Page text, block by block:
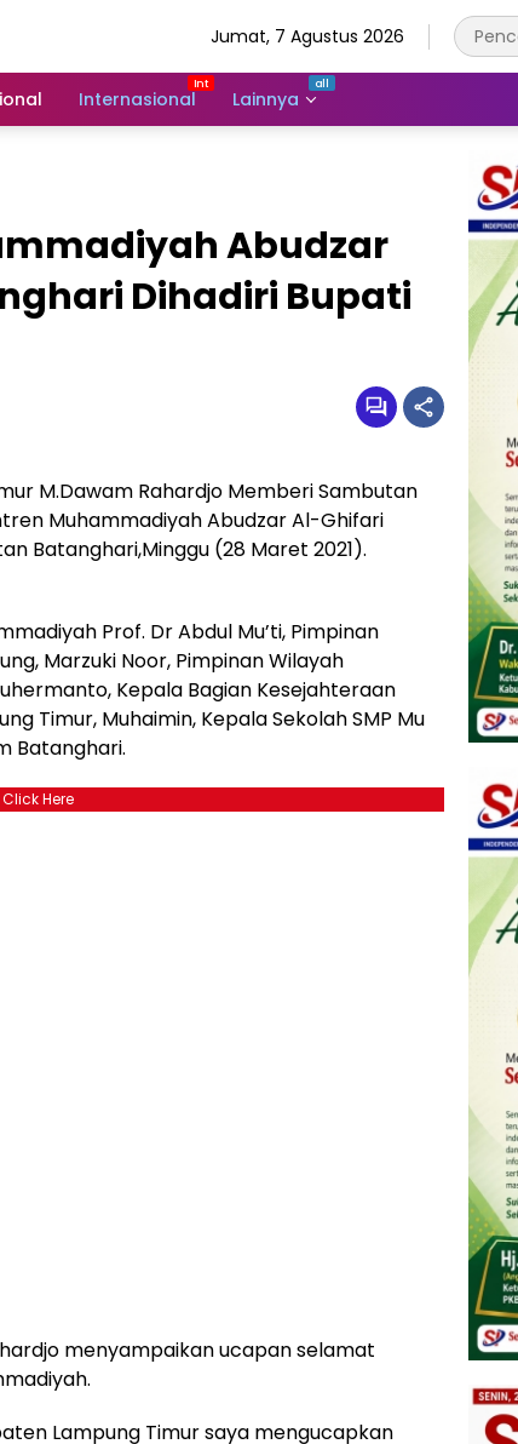
Jumat, 7 Agustus 2026
Internasional Lainnya
Abudzar
Dihadiri Bupati
M.Dawam Rahardjo Memberi Sambutan
Muhammadiyah Abudzar Al-Ghifari
Batanghari,Minggu (28 Maret 2021).
Prof. Dr Abdul Mu’ti, Pimpinan
Marzuki Noor, Pimpinan Wilayah
Kepala Bagian Kesejahteraan
Timur, Muhaimin, Kepala Sekolah SMP Mu
Batanghari.
Click Here
menyampaikan ucapan selamat
Lampung Timur saya mengucapkan